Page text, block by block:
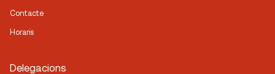
Contacte
Horaris
Delegacions